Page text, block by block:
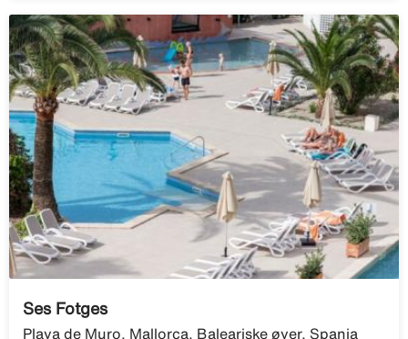
Ses Fotges
Playa de Muro, Mallorca, Baleariske øyer, Spania